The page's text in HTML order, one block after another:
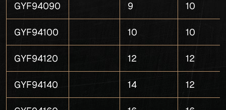
GYF94090 9 10
GYF94100 10 10
GYF94120 12 12
GYF94140 14 12